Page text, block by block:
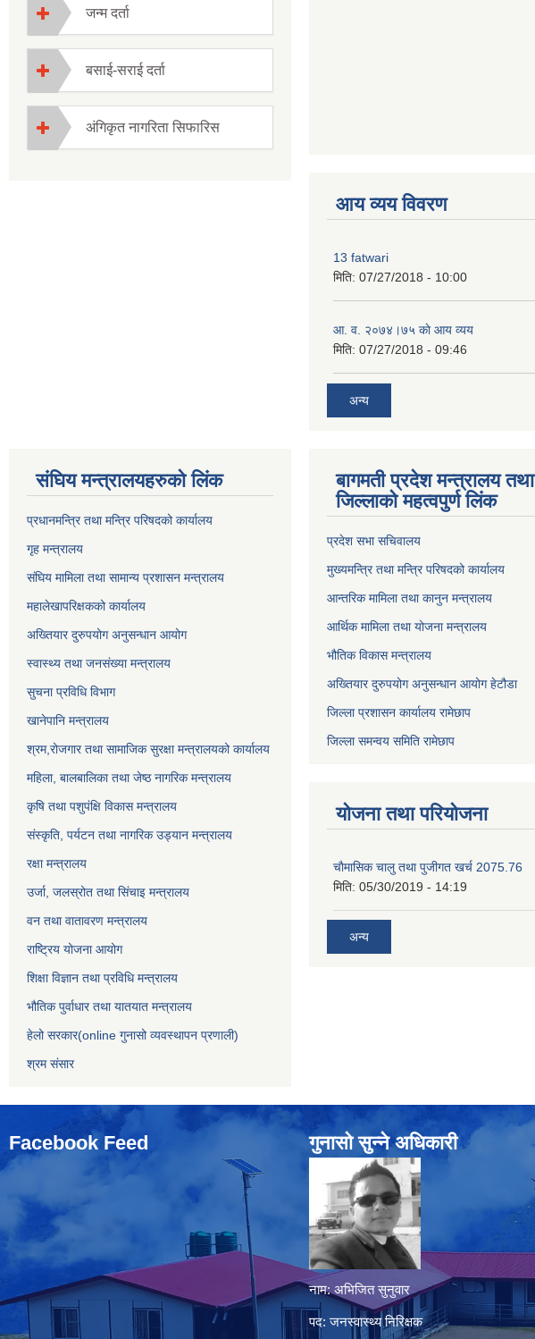
जन्म दर्ता
बसाई-सराई दर्ता
अंगिकृत नागरिता सिफारिस
आय व्यय विवरण
13 fatwari
मिति: 07/27/2018 - 10:00
आ‍. व. २०७४।७५ काे आय व्यय
मिति: 07/27/2018 - 09:46
अन्य
संघिय मन्त्र‍ालयहरुको लिंक
प्रधानमन्त्रि तथा मन्त्रि परिषदको कार्यालय
गृह मन्त्रालय
संघिय मामिला तथा सामान्य प्रशासन मन्त्रालय
महालेखापरिक्षकको कार्यालय
अख्तियार दुरुपयोग अनुसन्धान आयोग
स्वास्थ्य तथा जनसंख्या मन्त्रालय
सुचना प्रविधि विभाग
खानेपानि मन्त्रालय
श्रम,रोजगार तथा सामाजिक सुरक्षा मन्त्रालयको कार्यालय
महिला, बालबालिका तथा जेष्ठ नागरिक मन्त्रालय
कृषि तथा पशुपंक्षि विकास मन्त्रालय
संस्कृति, पर्यटन तथा नागरिक उड्‍यान मन्त्रालय
रक्षा मन्त्रालय
उर्जा, जलस्रोत तथा सिंचाइ मन्त्रालय
वन तथा वातावरण मन्त्रालय
राष्ट्रिय योजना आयोग
शिक्षा विज्ञान तथा प्रविधि मन्त्रालय
भौतिक पुर्वाधार तथा यातयात मन्त्रालय
हेलो सरकार(online गुनासो व्यवस्थापन प्रणाली)
श्रम संसार
बागमती प्रदेश मन्त्रालय तथा
जिल्लाको महत्वपुर्ण लिंक
प्रदेश सभा सचिवालय
मुख्यमन्त्रि तथा मन्त्रि परिषदको कार्यालय
आन्तरिक मामिला तथा कानुन मन्त्रालय
आर्थिक मामिला तथा योजना मन्त्रालय
भौतिक विकास मन्त्रालय
अख्तियार दुरुपयोग अनुसन्धान आयोग हेटौडा
जिल्ला प्रशासन कार्यालय रामेछाप
जिल्ला समन्वय समिति रामेछाप
योजना तथा परियोजना
चाैमासिक चालु तथा पुजीगत खर्च 2075.76
मिति: 05/30/2019 - 14:19
अन्य
Facebook Feed गुनासो सुन्‍ने अधिकारी
नाम: अभिजित सुनुवार
पद: जनस्वास्थ्य निरिक्षक